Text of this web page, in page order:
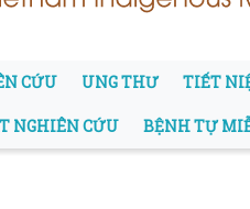
CỨU UNG THƯ TIẾT
NGHIÊN CỨU BỆNH TỰ